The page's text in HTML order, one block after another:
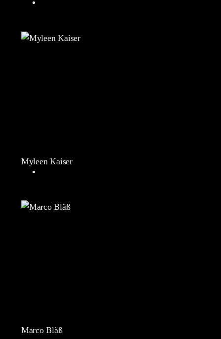
Myleen Kaiser
Marco Bläß